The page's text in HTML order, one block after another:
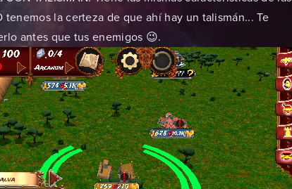
tenemos la certeza de que ahí hay un talismán... Te
antes que tus enemigos 😉.